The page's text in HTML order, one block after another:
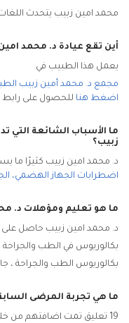
محمد امين زبيب يتحدث اللغات
أين تقع عيادة د. محمد
يعمل هذا الطبيب في
مجمع د. محمد أمين زبيب
اضغط هنا للحصول على رابط
ما الأسباب الشائعة التي
زبيب؟
د. محمد امين زبيب كثيرًا ما
اضطرابات الجهاز الهضمي،
ما هو تعليم ومؤهلات د.
د. محمد امين زبيب حاصل على
بكالوريوس في الطب والجراحة
بكالوريوس الطب والجراحة ،
ما هي تجربة المرضى
19 تعليق تمت اضافتهم